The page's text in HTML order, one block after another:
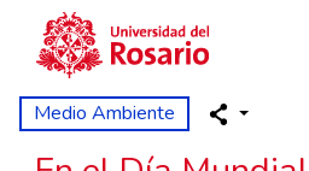
Skip to main content
Medio Ambiente